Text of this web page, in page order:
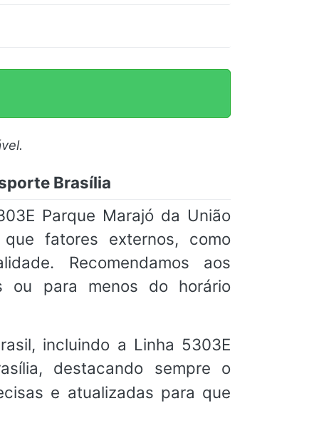
Brasília
Parque Marajó da União
que fatores externos, como
Recomendamos aos
ou para menos do horário
incluindo a Linha 5303E
destacando sempre o
e atualizadas para que